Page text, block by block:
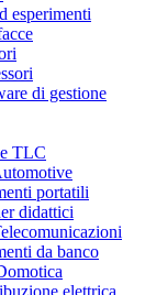
esperimenti
di gestione
TLC
portatili
didattici
da banco
elettrica